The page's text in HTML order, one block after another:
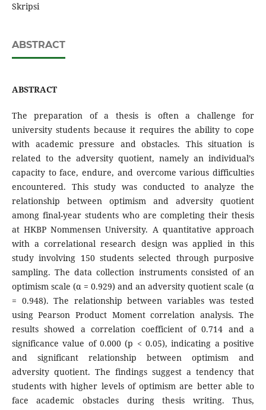
Skripsi
ABSTRACT
ABSTRACT
The preparation of a thesis is often a challenge for
university students because it requires the ability to cope
with academic pressure and obstacles. This situation is
related to the adversity quotient, namely an individual’s
capacity to face, endure, and overcome various difficulties
encountered. This study was conducted to analyze the
relationship between optimism and adversity quotient
among final-year students who are completing their thesis
at HKBP Nommensen University. A quantitative approach
with a correlational research design was applied in this
study involving 150 students selected through purposive
sampling. The data collection instruments consisted of an
optimism scale (α = 0.929) and an adversity quotient scale (α
= 0.948). The relationship between variables was tested
using Pearson Product Moment correlation analysis. The
results showed a correlation coefficient of 0.714 and a
significance value of 0.000 (p < 0.05), indicating a positive
and significant relationship between optimism and
adversity quotient. The findings suggest a tendency that
students with higher levels of optimism are better able to
face academic obstacles during thesis writing. Thus,